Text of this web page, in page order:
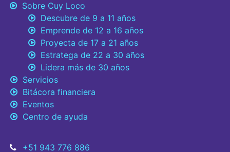
+51 943 776 886
Sobre Cuy Loco
Descubre de 9 a 11 años
Emprende de 12 a 16 años
Proyecta de 17 a 21 años
Estratega de 22 a 30 años
Lidera más de 30 años
Servicios
Bitácora financiera
Eventos
Centro de ayuda